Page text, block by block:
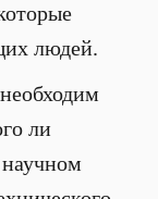
людей.
ли